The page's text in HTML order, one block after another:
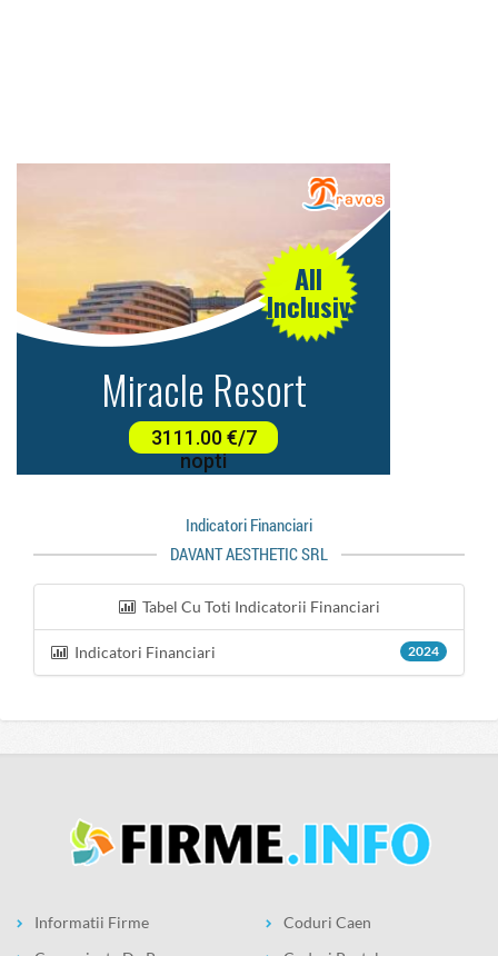
Indicatori Financiari
DAVANT AESTHETIC SRL
Tabel Cu Toti Indicatorii Financiari
Indicatori Financiari 2024
Informatii Firme
Coduri Caen